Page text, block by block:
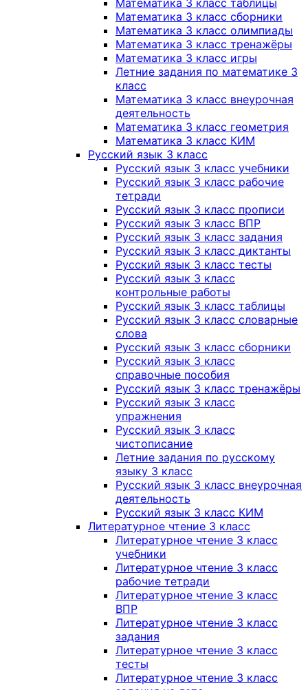
Математика 3 класс таблицы
Математика 3 класс сборники
Математика 3 класс олимпиады
Математика 3 класс тренажёры
Математика 3 класс игры
Летние задания по математике 3
класс
Математика 3 класс внеурочная
деятельность
Математика 3 класс геометрия
Математика 3 класс КИМ
Русский язык 3 класс
Русский язык 3 класс учебники
Русский язык 3 класс рабочие
тетради
Русский язык 3 класс прописи
Русский язык 3 класс ВПР
Русский язык 3 класс задания
Русский язык 3 класс диктанты
Русский язык 3 класс тесты
Русский язык 3 класс
контрольные работы
Русский язык 3 класс таблицы
Русский язык 3 класс словарные
слова
Русский язык 3 класс сборники
Русский язык 3 класс
справочные пособия
Русский язык 3 класс тренажёры
Русский язык 3 класс
упражнения
Русский язык 3 класс
чистописание
Летние задания по русскому
языку 3 класс
Русский язык 3 класс внеурочная
деятельность
Русский язык 3 класс КИМ
Литературное чтение 3 класс
Литературное чтение 3 класс
учебники
Литературное чтение 3 класс
рабочие тетради
Литературное чтение 3 класс
ВПР
Литературное чтение 3 класс
задания
Литературное чтение 3 класс
тесты
Литературное чтение 3 класс